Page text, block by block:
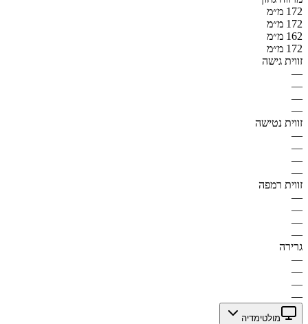
172 מ״מ
172 מ״מ
162 מ״מ
172 מ״מ
זווית גישה
—
—
—
—
זווית נטישה
—
—
—
—
זווית רמפה
—
—
—
—
גרירה
—
—
—
—
מולטימדיה